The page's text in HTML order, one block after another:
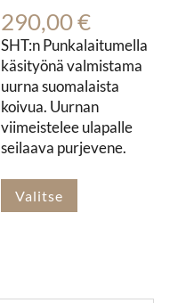
290,00€
SHT:n Punkalaitumella
käsityönä valmistama
uurna suomalaista
koivua. Uurnan
viimeistelee ulapalle
seilaava purjevene.
Valitse